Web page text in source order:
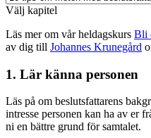
Välj kapitel
Läs mer om vår heldagskurs Bli
av dig till Johannes Krunegård
1. Lär känna personen
Läs på om beslutsfattarens
intresse personen kan ha av er
ni en bättre grund för samtalet.